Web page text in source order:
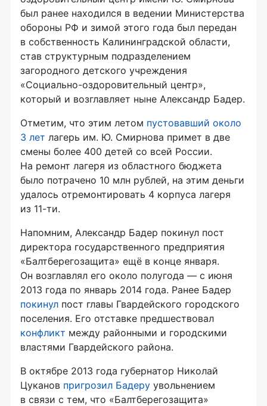
был ранее находился в ведении Министерства
обороны РФ и зимой этого года был передан
в собственность Калининградской области,
став структурным подразделением
загородного детского учреждения
«Социально-оздоровительный центр»,
который и возглавляет ныне Александр Бадер.
Отметим, что этим летом пустовавший около
3 лет лагерь им. Ю. Смирнова примет в две
смены более 400 детей со всей России.
На ремонт лагеря из областного бюджета
было потрачено 10 млн рублей, на этим деньги
удалось отремонтировать 4 корпуса лагеря
из 11-ти.
Напомним, Александр Бадер покинул пост
директора государственного предприятия
«Балтберегозащита» ещё в конце января.
Он возглавлял его около полугода — с июня
2013 года по январь 2014 года. Ранее Бадер
покинул пост главы Гвардейского городского
поселения. Его отставке предшествовал
конфликт между районными и городскими
властями Гвардейского района.
В октябре 2013 года губернатор Николай
Цуканов пригрозил Бадеру увольнением
в связи с тем, что «Балтберегозащита»